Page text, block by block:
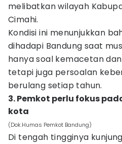
melibatkan wilayah
Cimahi.
Kondisi ini menunjukkan
dihadapi Bandung saat
hanya soal kemacetan
tetapi juga persoalan
berulang setiap tahun.
3. Pemkot perlu fokus
kota
(Dok.Humas Pemkot Bandung)
Di tengah tingginya